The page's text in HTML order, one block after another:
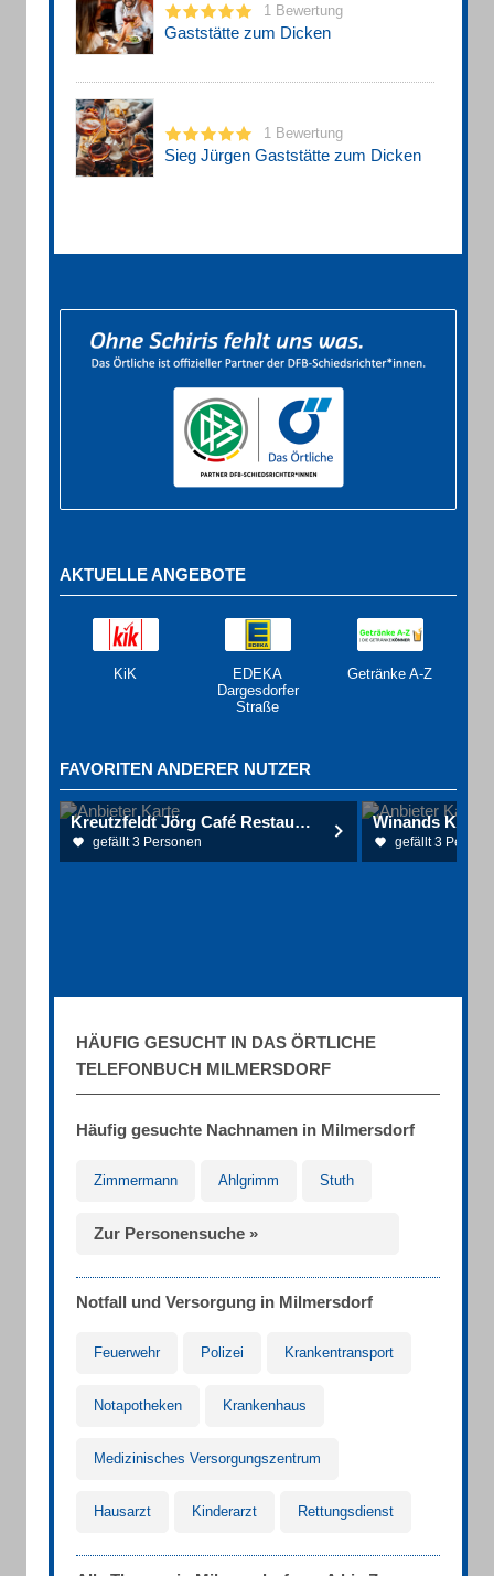
1 Bewertung
Gaststätte zum Dicken
1 Bewertung
Sieg Jürgen Gaststätte zum Dicken
AKTUELLE ANGEBOTE
KiK
EDEKA
Dargesdorfer
Straße
Getränke A-Z
FAVORITEN ANDERER NUTZER
Kreutzfeldt Jörg Café Restaurant Pension
gefällt 3 Personen gefällt 3
HÄUFIG GESUCHT IN DAS ÖRTLICHE
TELEFONBUCH MILMERSDORF
Häufig gesuchte Nachnamen in Milmersdorf
Zimmermann Ahlgrimm Stuth
Zur Personensuche »
Notfall und Versorgung in Milmersdorf
Feuerwehr Polizei Krankentransport
Notapotheken Krankenhaus
Medizinisches Versorgungszentrum
Hausarzt Kinderarzt Rettungsdienst